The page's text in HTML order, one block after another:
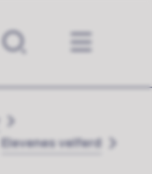
Elevenes velferd